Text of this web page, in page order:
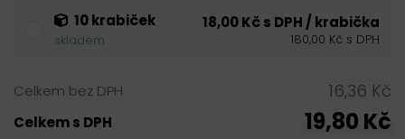
10 krabiček
skladem
18,00 Kč s DPH / krabička
180,00 Kč s DPH
Celkem bez DPH 16,36 Kč
Celkem s DPH 19,80 Kč